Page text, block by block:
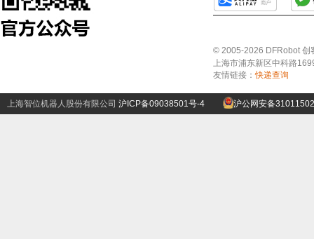
© 2005-2026 DFRobot 创
上海市浦东新区中科路
友情链接：快递查询
上海智位机器人股份有限公司 沪ICP备09038501号-4 沪公网安备